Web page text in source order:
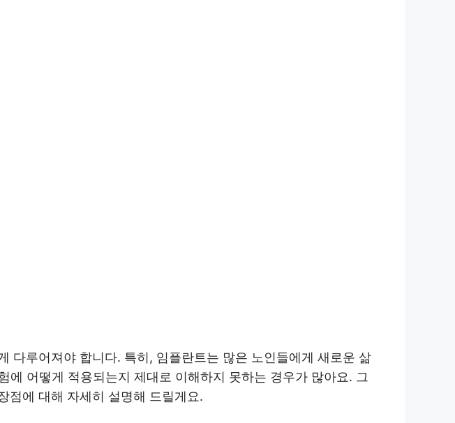
다루어져야 합니다. 특히, 임플란트는 많은 노인들에게 새로운 삶
어떻게 적용되는지 제대로 이해하지 못하는 경우가 많아요. 그
점에 대해 자세히 설명해 드릴게요.